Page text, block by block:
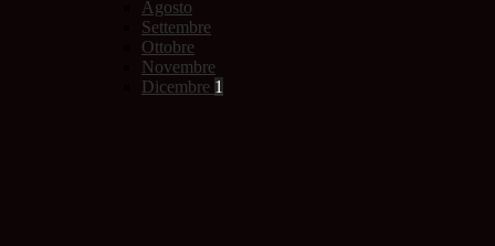
Agosto
Settembre
Ottobre
Novembre
Dicembre 1